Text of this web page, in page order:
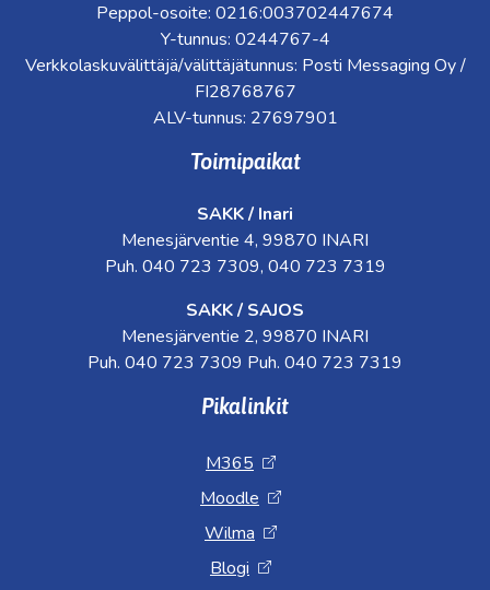
Peppol-osoite: 0216:003702447674
Y-tunnus: 0244767-4
Verkkolaskuvälittäjä/välittäjätunnus: Posti Messaging Oy /
FI28768767
ALV-tunnus: 27697901
Toimipaikat
SAKK / Inari
Menesjärventie 4, 99870 INARI
Puh. 040 723 7309, 040 723 7319
SAKK / SAJOS
Menesjärventie 2, 99870 INARI
Puh. 040 723 7309 Puh. 040 723 7319
Pikalinkit
M365
Moodle
Wilma
Blogi